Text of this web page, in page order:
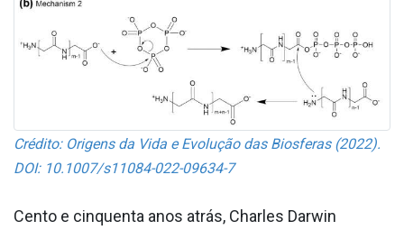
Crédito: Origens da Vida e Evolução das Biosferas (2022).
DOI: 10.1007/s11084-022-09634-7
Cento e cinquenta anos atrás, Charles Darwin